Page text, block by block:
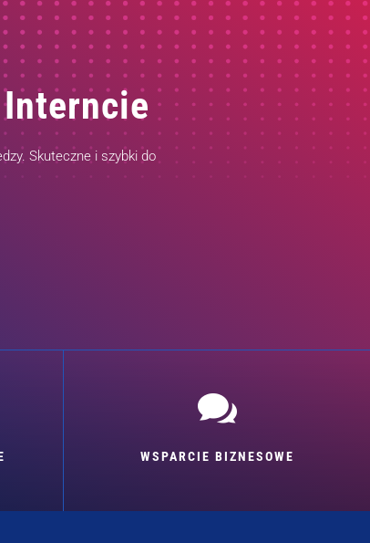
Skuteczne i szybki do

WSPARCIE BIZNESOWE